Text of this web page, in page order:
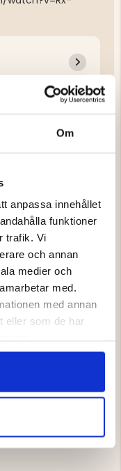
Om
anpassa innehållet
funktioner
trafik. Vi
och annan
medier och
med.
med annan
eller som de har